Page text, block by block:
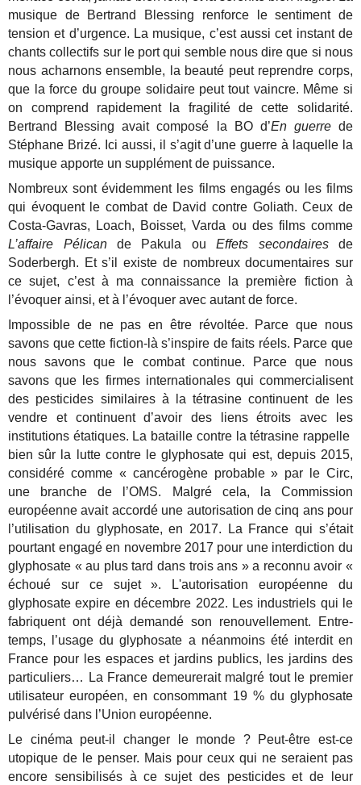
musique de Bertrand Blessing renforce le sentiment de
tension et d’urgence. La musique, c’est aussi cet instant de
chants collectifs sur le port qui semble nous dire que si nous
nous acharnons ensemble, la beauté peut reprendre corps,
que la force du groupe solidaire peut tout vaincre. Même si
on comprend rapidement la fragilité de cette solidarité.
Bertrand Blessing avait composé la BO d’En guerrede
Stéphane Brizé. Ici aussi, il s’agit d’une guerre à laquelle la
musique apporte un supplément de puissance.
Nombreux sont évidemment les films engagés ou les films
qui évoquent le combat de David contre Goliath. Ceux de
Costa-Gavras, Loach, Boisset, Varda ou des films comme
L’affaire Pélicande Pakula ouEffets secondairesde
Soderbergh. Et s’il existe de nombreux documentaires sur
ce sujet, c’est à ma connaissance la première fiction à
l’évoquer ainsi, et à l’évoquer avec autant de force.
Impossible de ne pas en être révoltée. Parce que nous
savons que cette fiction-là s’inspire de faits réels. Parce que
nous savons que le combat continue. Parce que nous
savons que les firmes internationales qui commercialisent
des pesticides similaires à la tétrasine continuent de les
vendre et continuent d’avoir des liens étroits avec les
institutions étatiques. La bataille contre la tétrasine rappelle
bien sûr la lutte contre le glyphosate qui est, depuis 2015,
considéré comme « cancérogène probable » par le Circ,
une branche de l’OMS. Malgré cela, la Commission
européenne avait accordé une autorisation de cinq ans pour
l’utilisation du glyphosate, en 2017. La France qui s’était
pourtant engagé en novembre 2017 pour une interdiction du
glyphosate « au plus tard dans trois ans » a reconnu avoir «
échoué sur ce sujet ». L'autorisation européenne du
glyphosate expire en décembre 2022. Les industriels qui le
fabriquent ont déjà demandé son renouvellement. Entre-
temps, l’usage du glyphosate a néanmoins été interdit en
France pour les espaces et jardins publics, les jardins des
particuliers… La France demeurerait malgré tout le premier
utilisateur européen, en consommant 19 % du glyphosate
pulvérisé dans l’Union européenne.
Le cinéma peut-il changer le monde ? Peut-être est-ce
utopique de le penser. Mais pour ceux qui ne seraient pas
encore sensibilisés à ce sujet des pesticides et de leur